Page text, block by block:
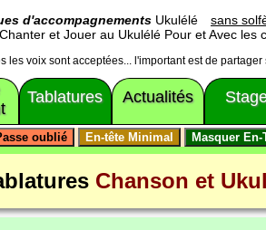
d'accompagnements Ukulélé
sans
et Jouer au Ukulélé Pour et Avec les
les voix sont acceptées... l'important est de
Tablatures Actualités
Chanson et